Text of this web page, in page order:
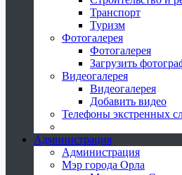
Транспорт
Туризм
Фотогалерея
Фотогалерея
Загрузить
Видеогалерея
Видеогалерея
Добавить видео
Телефоны экстренных
Администрация
Администрация
Мэр города Орла